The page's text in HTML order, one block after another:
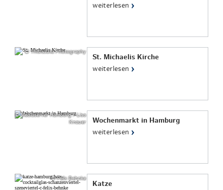
weiterlesen ›
© ThisIsJulia Photography
St. Michaelis Kirche
weiterlesen ›
© Mediaserver Hamburg / Lisa
Knauer
Wochenmarkt in Hamburg
weiterlesen ›
© Felix Behnke
Katze